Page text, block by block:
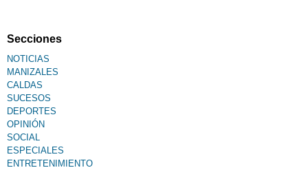
Secciones
NOTICIAS
MANIZALES
CALDAS
SUCESOS
DEPORTES
OPINIÓN
SOCIAL
ESPECIALES
ENTRETENIMIENTO